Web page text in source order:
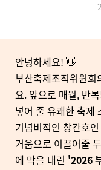
안녕하세요! 👋
부산축제조직위원회
요. 앞으로 매월, 반
넣어 줄 유쾌한 축제
기념비적인 창간호
거움으로 이끌어줄
에 막을 내린 '2026